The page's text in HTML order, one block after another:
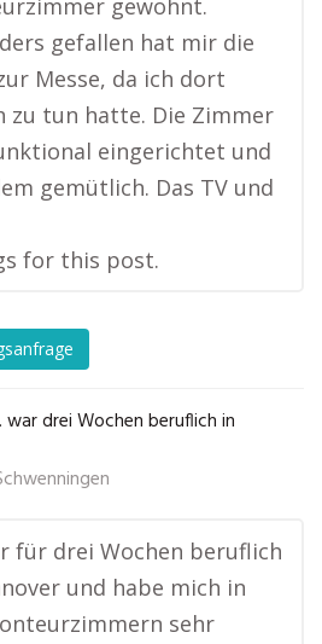
gewohnt.
gefallen hat mir die
Messe, da ich dort
zu tun hatte. Die Zimmer
eingerichtet und
gemütlich. Das TV und
for this post.
war drei Wochen beruflich in
für drei Wochen beruflich
und habe mich in
sehr